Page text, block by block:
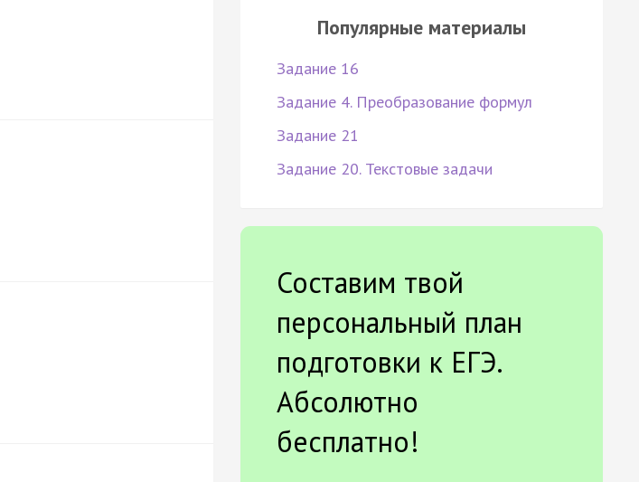
Популярные материалы
Задание 16
Задание 4. Преобразование формул
Задание 21
Задание 20. Текстовые задачи
Составим твой
персональный план
подготовки к ЕГЭ.
Абсолютно
бесплатно!